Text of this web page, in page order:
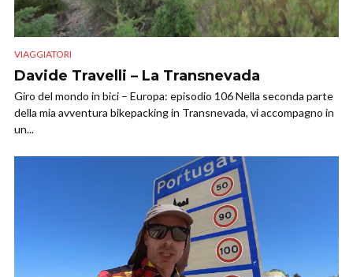
VIAGGIATORI
Davide Travelli – La Transnevada
Giro del mondo in bici – Europa: episodio 106 Nella seconda parte
della mia avventura bikepacking in Transnevada, vi accompagno in
un...